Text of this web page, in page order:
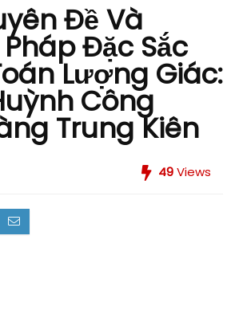
Đề Và
Đặc Sắc
Lượng Giác:
Công
Trung Kiên
49Views